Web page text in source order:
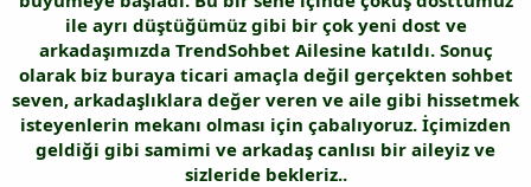
ile ayrı düştüğümüz gibi bir çok yeni dost ve
arkadaşımızda TrendSohbet Ailesine katıldı. Sonuç
olarak biz buraya ticari amaçla değil gerçekten sohbet
seven, arkadaşlıklara değer veren ve aile gibi hissetmek
isteyenlerin mekanı olması için çabalıyoruz. İçimizden
geldiği gibi samimi ve arkadaş canlısı bir aileyiz ve
sizleride bekleriz..